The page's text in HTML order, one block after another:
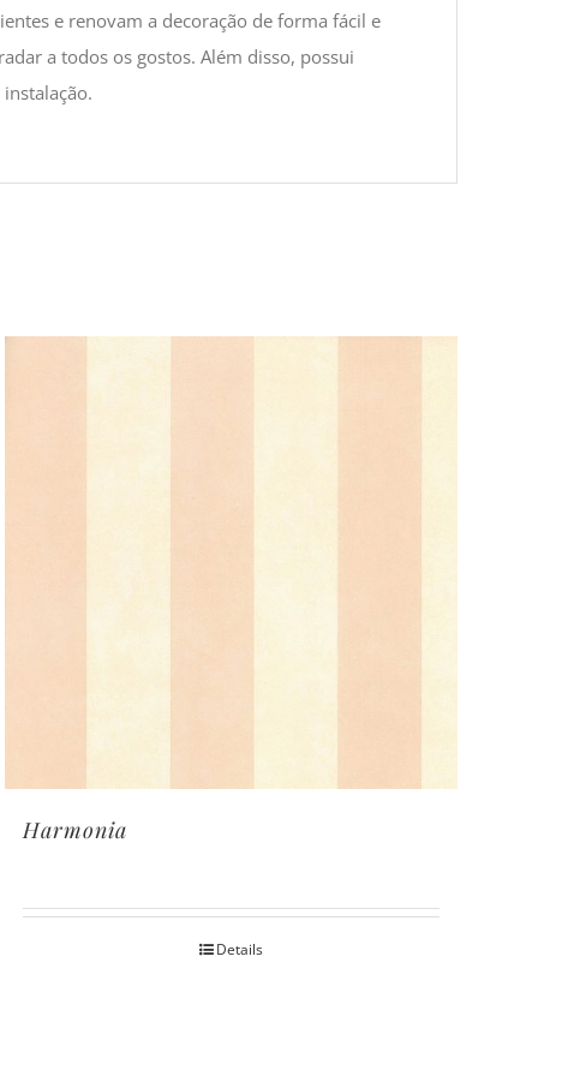
e renovam a decoração de forma fácil e
a todos os gostos. Além disso, possui
Harmonia
Details